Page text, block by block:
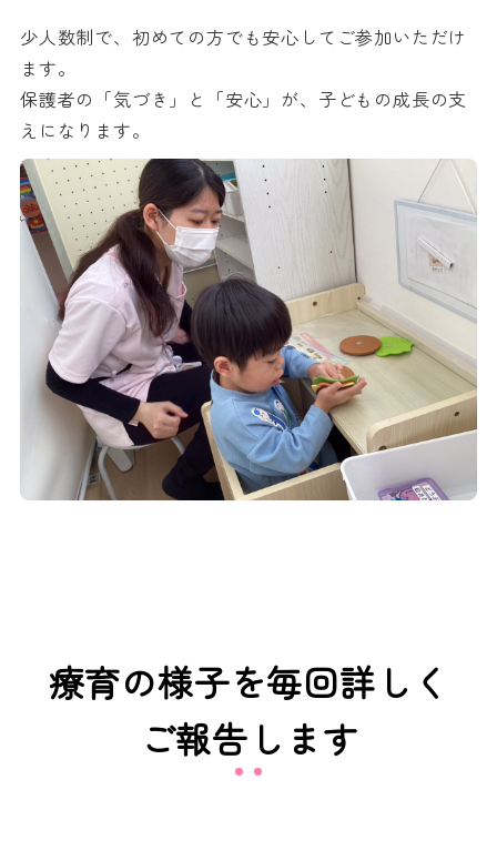
少人数制で、初めての方でも安心してご参加いただけ
ます。
保護者の「気づき」と「安心」が、子どもの成長の支
えになります。
療育の様子を毎回詳しく
ご報告します